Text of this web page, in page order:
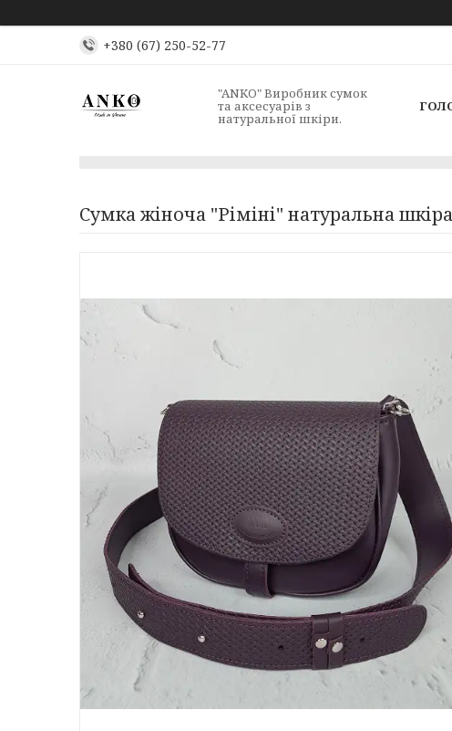
+380 (67) 250-52-77
"ANKO" Виробник сумок
та аксесуарів з
натуральної шкіри.
Сумка жіноча "Ріміні" натуральна